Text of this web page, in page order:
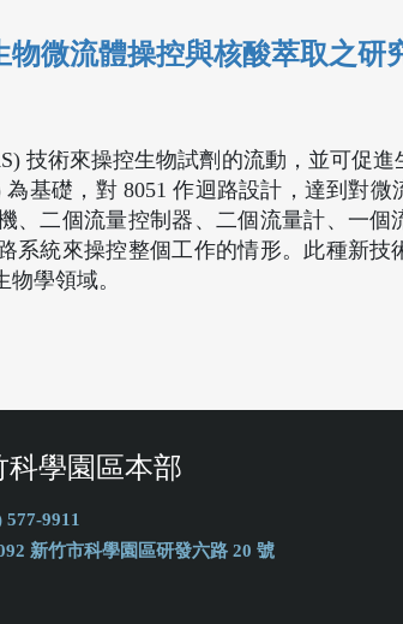
物微流體操控與核酸萃取之研
技術來操控生物試劑的流動，並可促
基礎，對 8051 作迴路設計，達到對
、二個流量控制器、二個流量計、一個
系統來操控整個工作的情形。此種新技
學領域。
科學園區本部
577-9911
新竹市科學園區研發六路 20 號